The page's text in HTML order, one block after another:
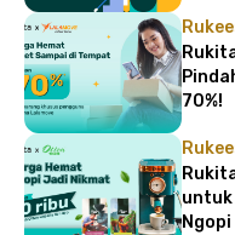
70%!
untuk